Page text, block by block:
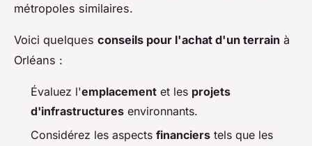
métropoles similaires.
Voici quelques conseils pour l'achat d'un terrain à
Orléans :
Évaluez l'emplacement et les projets
d'infrastructures environnants.
Considérez les aspects financiers tels que les